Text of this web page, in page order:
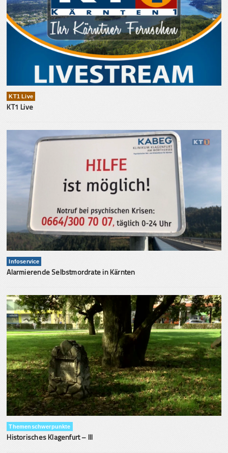
KT1 Live
KT1 Live
Infoservice
Alarmierende Selbstmordrate in Kärnten
Themenschwerpunkte
Historisches Klagenfurt – III